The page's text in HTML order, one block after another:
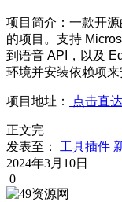
项目简介：一款开
的项目。支持
到语音 API，以及
环境并安装依赖项来
项目地址： 点击直达
正文完
发表至：
工具插件
2024年3月10日
0